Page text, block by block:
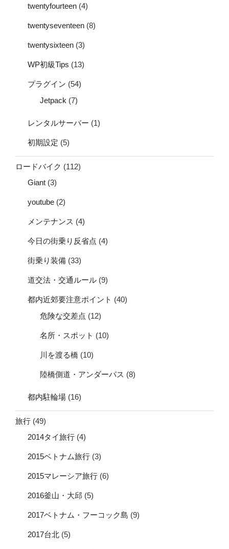
twentyfourteen (4)
twentyseventeen (8)
twentysixteen (3)
WP初級Tips (13)
プラグイン (54)
Jetpack (7)
レンタルサーバー (1)
初期設定 (5)
ロードバイク (112)
Giant (3)
youtube (2)
メンテナンス (4)
今日の街乗り反省点 (4)
街乗り装備 (33)
道交法・交通ルール (9)
都内近郊要注意ポイント (40)
危険な交差点 (12)
名所・スポット (10)
川を渡る橋 (10)
陸橋側道・アンダーパス (8)
都内駐輪場 (16)
旅行 (49)
2014タイ旅行 (4)
2015ベトナム旅行 (3)
2015マレーシア旅行 (6)
2016釜山・大邱 (5)
2017ベトナム・フーコック島 (9)
2017台北 (5)